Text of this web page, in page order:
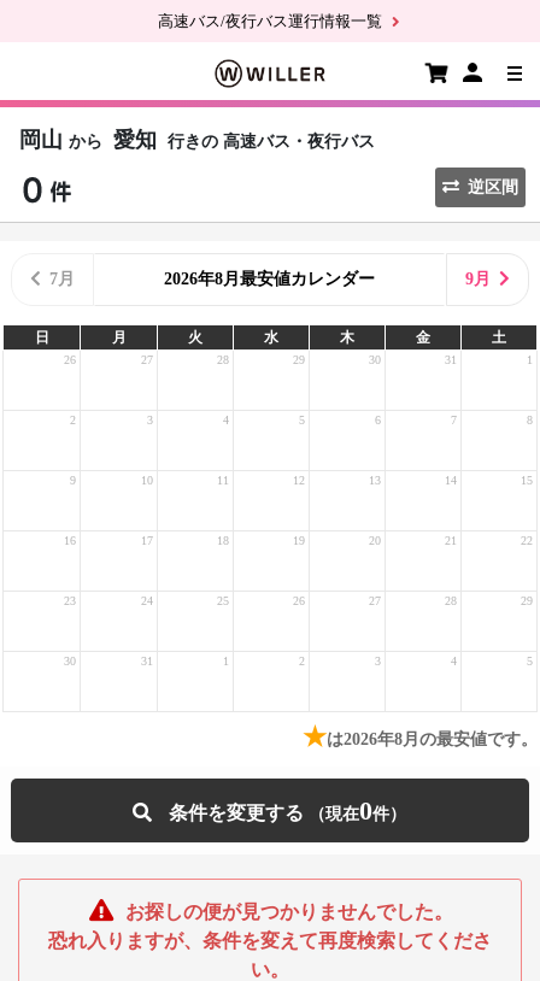
高速バス/夜行バス運行情報一覧
岡山 から 愛知 行きの 高速バス・夜行バス
逆区間
7月 2026年8月最安値カレンダー 9月
日 月 火 水 木 金 土
26 27 28 29 30 31 1
2 3 4 5 6 7 8
9 10 11 12 13 14 15
16 17 18 19 20 21 22
23 24 25 26 27 28 29
30 31 1 2 3 4 5
★は2026年8月の最安値です。
条件を変更する 0
お探しの便が見つかりませんでした。
恐れ入りますが、条件を変えて再度検索してくださ
い。